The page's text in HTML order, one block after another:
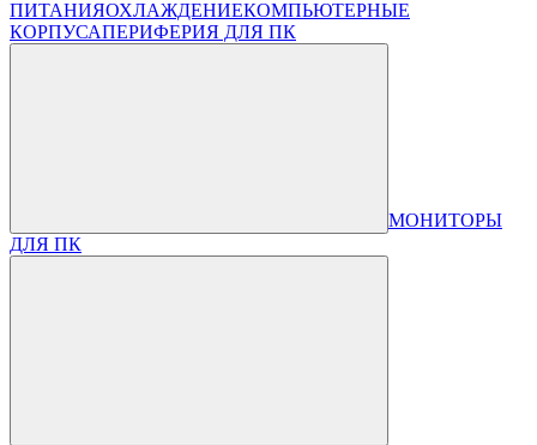
ПИТАНИЯОХЛАЖДЕНИЕКОМПЬЮТЕРНЫЕ
КОРПУСАПЕРИФЕРИЯ ДЛЯ ПК
МОНИТОРЫ
ДЛЯ ПК